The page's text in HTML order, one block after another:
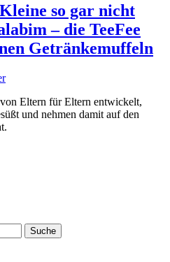
so gar nicht
– die TeeFee
Getränkemuffeln
Eltern für Eltern entwickelt,
und nehmen damit auf den